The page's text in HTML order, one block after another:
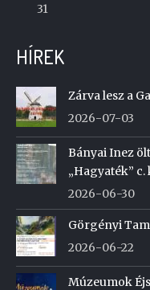
31
HÍREK
Zárva lesz a
2026-07-03
Bányai Inez
„Hagyaték”
2026-06-30
Görgényi
2026-06-22
Múzeumok